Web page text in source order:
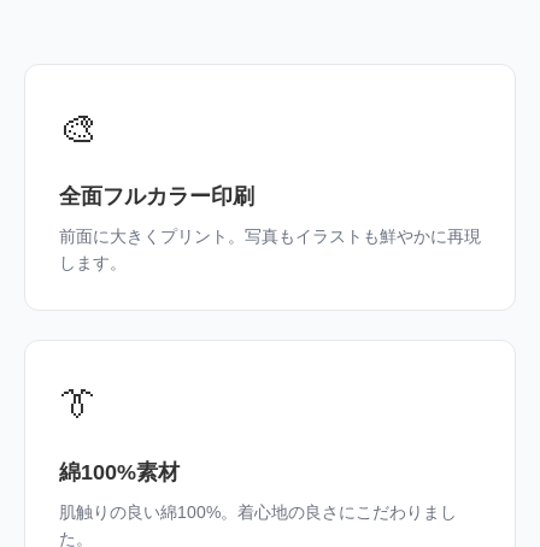
🎨
全面フルカラー印刷
前面に大きくプリント。写真もイラストも鮮やかに再現
します。
👔
綿100%素材
肌触りの良い綿100%。着心地の良さにこだわりまし
た。